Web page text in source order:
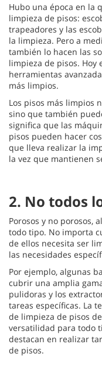
Hubo una época en la
limpieza de pisos:
trapeadores y las
la limpieza. Pero a
también lo hacen las
limpieza de pisos. Hoy
herramientas
más limpios.
Los pisos más limpios
sino que también
significa que las
pisos pueden hacer
que lleva realizar la
la vez que mantienen
2. No todos
Porosos y no porosos,
todo tipo. No importa
de ellos necesita ser
las necesidades
Por ejemplo, algunas
cubrir una amplia
pulidoras y los
tareas específicas. La
de limpieza de pisos
versatilidad para todo
destacan en realizar
de pisos.